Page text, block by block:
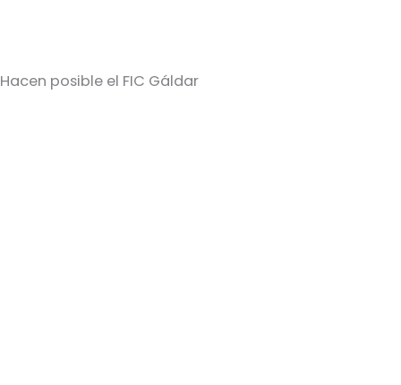
Hacen posible el FIC Gáldar